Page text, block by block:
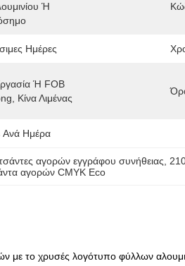
Ή
Ημέρες
Ή FOB
Κίνα Λιμένας
Ανά Ημέρα
αγορών εγγράφου συνήθειας
αγορών CMYK Eco
με το χρυσές λογότυπο φύλλων